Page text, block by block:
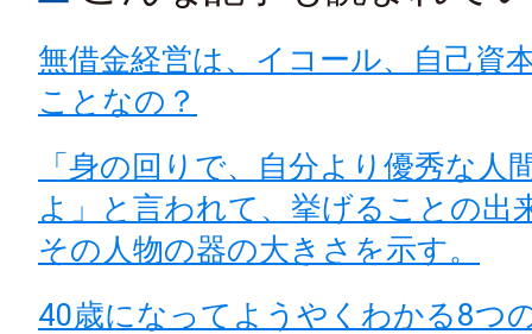
無借金経営は、イコール、自己資
ことなの？
「身の回りで、自分より優秀な人
よ」と言われて、挙げることの出
その人物の器の大きさを示す。
40歳になってようやくわかる8つ